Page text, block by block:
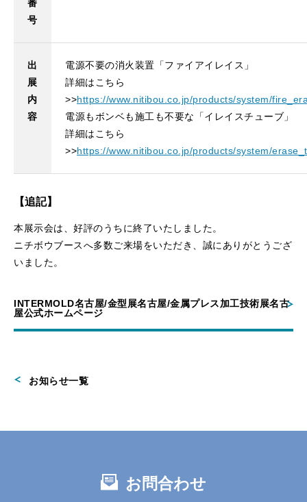
番
号
出
展
内
容
電源不要の消火装置「ファイアイレイス」
詳細はこちら
>>https://www.nitibou.co.jp/products/system/
電源もボンベも施工も不要な「イレイスチューブ」
詳細はこちら
>>https://www.nitibou.co.jp/products/system/
【追記】
本展示会は、好評のうちに終了いたしました。
ニチボウブースへ多数ご来場をいただき、誠にありがとうござ
いました。
INTERMOLD名古屋/金型展名古屋/金属プレス加工技術展名古
屋公式ホームページ
お知らせ一覧
お問合わせ